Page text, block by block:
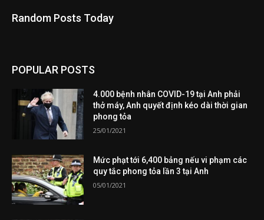
Random Posts Today
POPULAR POSTS
4.000 bệnh nhân COVID-19 tại Anh phải
thở máy, Anh quyết định kéo dài thời gian
phong tỏa
25/01/2021
Mức phạt tới 6,400 bảng nếu vi phạm các
quy tắc phong tỏa lần 3 tại Anh
05/01/2021